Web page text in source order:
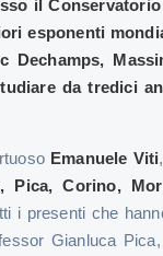
il
esponenti
Dechamps,
da tredici
Emanuele Viti
Pica, Corino,
i presenti che
Gianluca